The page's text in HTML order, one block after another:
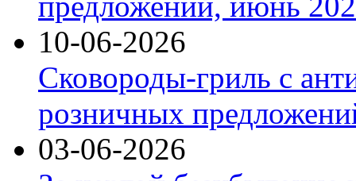
10-06-2026
Сковороды-гриль с
розничных
03-06-2026